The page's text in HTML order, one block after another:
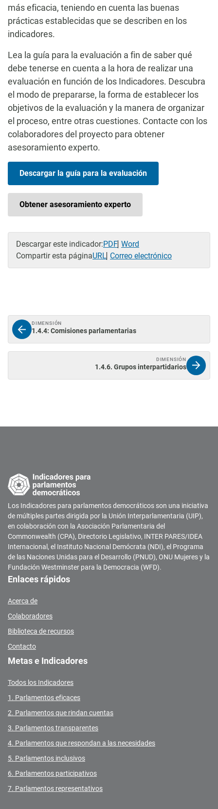
más eficacia, teniendo en cuenta las buenas
prácticas establecidas que se describen en los
indicadores.
Lea la guía para la evaluación a fin de saber qué
debe tenerse en cuenta a la hora de realizar una
evaluación en función de los Indicadores. Descubra
el modo de prepararse, la forma de establecer los
objetivos de la evaluación y la manera de organizar
el proceso, entre otras cuestiones. Contacte con los
colaboradores del proyecto para obtener
asesoramiento experto.
Descargar la guía para la evaluación
Obtener asesoramiento experto
Descargar este indicador:PDF Word
Compartir esta páginaURL Correo electrónico
DIMENSIÓN
1.4.4: Comisiones parlamentarias
DIMENSIÓN
1.4.6. Grupos interpartidarios
Los Indicadores para parlamentos democráticos son una iniciativa
de múltiples partes dirigida por la Unión Interparlamentaria (UIP),
en colaboración con la Asociación Parlamentaria del
Commonwealth (CPA), Directorio Legislativo, INTER PARES/IDEA
Internacional, el Instituto Nacional Demócrata (NDI), el Programa
de las Naciones Unidas para el Desarrollo (PNUD), ONU Mujeres y la
Fundación Westminster para la Democracia (WFD).
Enlaces rápidos
Acerca de
Colaboradores
Biblioteca de recursos
Contacto
Metas e Indicadores
Todos los Indicadores
1. Parlamentos eficaces
2. Parlamentos que rindan cuentas
3. Parlamentos transparentes
4. Parlamentos que respondan a las necesidades
5. Parlamentos inclusivos
6. Parlamentos participativos
7. Parlamentos representativos